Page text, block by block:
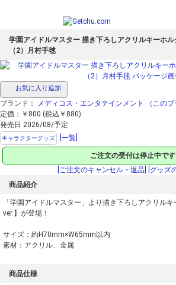
学園アイドルマスター 描き下ろしアクリルキーホル
（2）月村手毬
お気に入り追加
ブランド： メディコス・エンタテインメント
（この
定価：￥800 (税込￥880)
発売日 2026/08/予定
キャラクターグッズ [一覧]
ご注文の受付は停止中です
[ご注文のキャンセル・返品]
[グッズ
商品紹介
「学園アイドルマスター」より描き下ろしアクリル
ver.】が登場！
サイズ：約H70mm×W65mm以内
素材：アクリル、金属
商品仕様